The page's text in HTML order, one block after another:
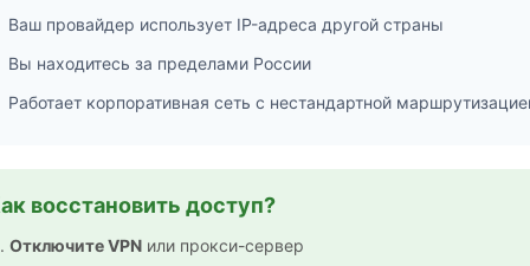
Ваш провайдер использует IP-адреса другой страны
Вы находитесь за пределами России
Работает корпоративная сеть с нестандартной
восстановить доступ?
Отключите VPN или прокси-сервер